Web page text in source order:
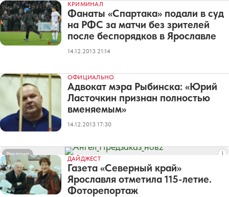
КРИМИНАЛ
Фанаты «Спартака» подали в суд
на РФС за матчи без зрителей
после беспорядков в Ярославле
14.12.2013 21:14
ОФИЦИАЛЬНО
Адвокат мэра Рыбинска: «Юрий
Ласточкин признан полностью
вменяемым»
14.12.2013 17:30
Реклама
ДАЙДЖЕСТ
Газета «Северный край»
Ярославля отметила 115-летие.
Фоторепортаж